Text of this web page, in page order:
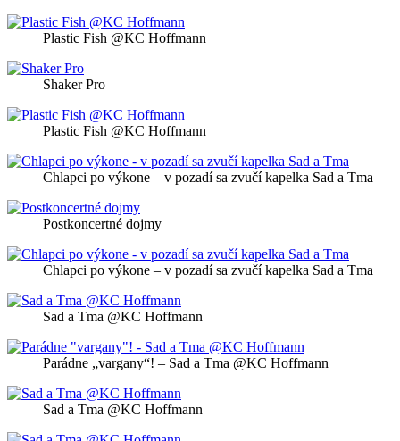
Plastic Fish @KC Hoffmann
Shaker Pro
Plastic Fish @KC Hoffmann
Chlapci po výkone – v pozadí sa zvučí kapelka Sad a Tma
Postkoncertné dojmy
Chlapci po výkone – v pozadí sa zvučí kapelka Sad a Tma
Sad a Tma @KC Hoffmann
Parádne „vargany“! – Sad a Tma @KC Hoffmann
Sad a Tma @KC Hoffmann